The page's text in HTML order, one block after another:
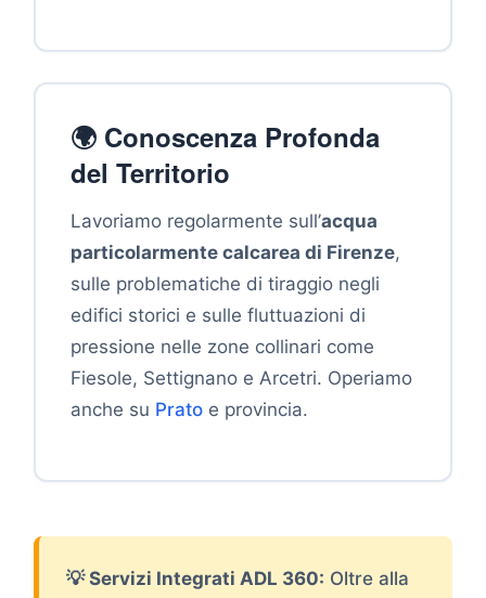
🌍 Conoscenza Profonda
del Territorio
Lavoriamo regolarmente sull’acqua
particolarmente calcarea di Firenze,
sulle problematiche di tiraggio negli
edifici storici e sulle fluttuazioni di
pressione nelle zone collinari come
Fiesole, Settignano e Arcetri. Operiamo
anche su Prato e provincia.
💡 Servizi Integrati ADL 360: Oltre alla